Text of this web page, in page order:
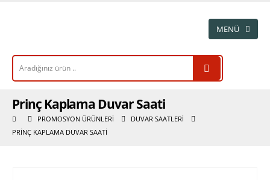
Prinç Kaplama Duvar Saati
PROMOSYON ÜRÜNLERI
DUVAR SAATLERI
PRINÇ KAPLAMA DUVAR SAATI